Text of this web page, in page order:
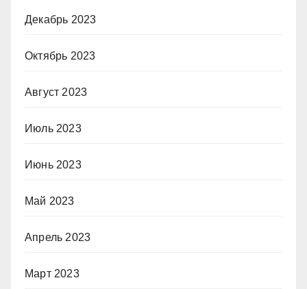
Декабрь 2023
Октябрь 2023
Август 2023
Июль 2023
Июнь 2023
Май 2023
Апрель 2023
Март 2023